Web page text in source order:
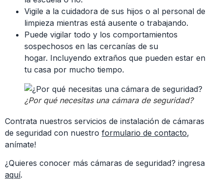
Vigile a la cuidadora de sus hijos o al personal de
limpieza mientras está ausente o trabajando.
Puede vigilar todo y los comportamientos
sospechosos en las cercanías de su
hogar. Incluyendo extraños que pueden estar en
tu casa por mucho tiempo.
¿Por qué necesitas una cámara de seguridad?
Contrata nuestros servicios de instalación de cámaras
de seguridad con nuestro formulario de contacto,
anímate!
¿Quieres conocer más cámaras de seguridad? ingresa
aquí.